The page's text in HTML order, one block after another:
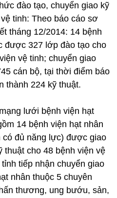
đào tạo, chuyển giao kỹ
tinh: Theo báo cáo sơ
tháng 12/2014: 14 bệnh
được 327 lớp đào tạo cho
vệ tinh; chuyển giao
cán bộ, tại thời điểm báo
thành 224 kỹ thuật.
lưới bệnh viện hạt
14 bệnh viện hạt nhân
có đủ năng lực) được giao
thuật cho 48 bệnh viện vệ
tiếp nhận chuyển giao
nhân thuộc 5 chuyên
thương, ung bướu, sản,